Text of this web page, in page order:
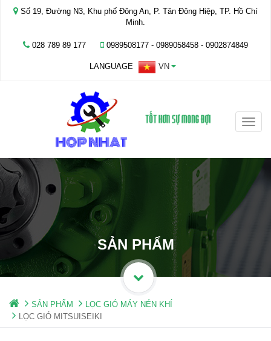
Số 19, Đường N3, Khu phố Đông An, P. Tân Đông Hiệp, TP. Hồ Chí
Minh.
028 789 89 177 0989508177 - ‭0989058458‬ - 0902874849
LANGUAGE VN
Toggle
SẢN PHẨM
SẢN PHẨM
LỌC GIÓ MÁY NÉN KHÍ
LỌC GIÓ MITSUISEIKI